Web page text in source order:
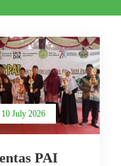
10 July 2026
PAI